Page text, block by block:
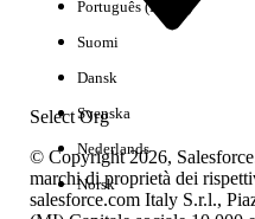
Select Org
Português (Brasil)
Suomi
Dansk
Svenska
Nederlands
Norsk
© Copyright 2026,
marchi di proprietà dei
salesforce.com Italy S.r.l.,